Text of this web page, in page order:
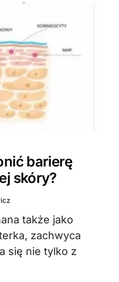
barierę
skóry?
także jako
zachwyca
się nie tylko z